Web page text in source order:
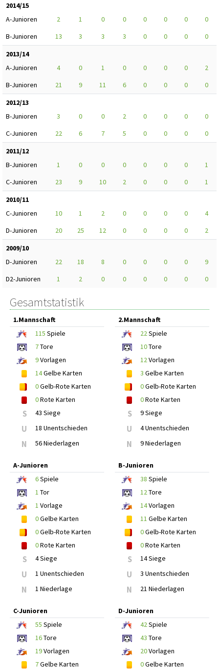
2014/15
A-Junioren
2 1 0 0 0 0 0
0
B-Junioren
13 3 3 3 0 0 0
0
2013/14
A-Junioren
4 0 1 0 0 0 0
2
B-Junioren
21 9 11 6 0 0 0
0
2012/13
B-Junioren
3 0 0 2 0 0 0
0
C-Junioren
22 6 7 5 0 0 0
0
2011/12
B-Junioren
1 0 0 0 0 0 0
1
C-Junioren
23 9 10 2 0 0 0
1
2010/11
C-Junioren
10 1 2 0 0 0 0
4
D-Junioren
20 25 12 0 0 0 0
2
2009/10
D-Junioren
22 18 8 0 0 0 0
9
D2-Junioren
1 2 0 0 0 0 0 0
Gesamtstatistik
1.Mannschaft
115 Spiele
7Tore
9Vorlagen
14Gelbe Karten
0Gelb-Rote Karten
0Rote Karten
S 43 Siege
U 18 Unentschieden
N 56 Niederlagen
2.Mannschaft
22Spiele
10Tore
12Vorlagen
3 Gelbe Karten
0Gelb-Rote Karten
0Rote Karten
S 9 Siege
U 4 Unentschieden
N 9 Niederlagen
A-Junioren
6Spiele
1 Tor
1 Vorlage
0Gelbe Karten
0Gelb-Rote Karten
0Rote Karten
S 4 Siege
U 1 Unentschieden
N 1 Niederlage
B-Junioren
38 Spiele
12Tore
14Vorlagen
11 Gelbe Karten
0Gelb-Rote Karten
0Rote Karten
S 14 Siege
U 3 Unentschieden
N 21 Niederlagen
C-Junioren
55 Spiele
16Tore
19Vorlagen
7Gelbe Karten
D-Junioren
42Spiele
43 Tore
20Vorlagen
0Gelbe Karten